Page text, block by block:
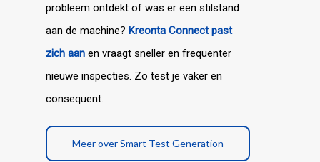
probleem ontdekt of was er een stilstand
aan de machine? Kreonta Connect past
zich aan en vraagt sneller en frequenter
nieuwe inspecties. Zo test je vaker en
consequent.
Meer over Smart Test Generation